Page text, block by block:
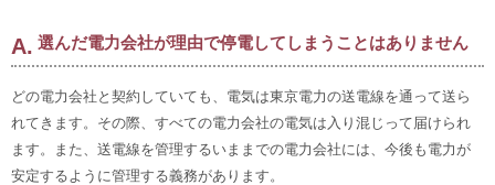
選んだ電力会社が理由で停電してしまうことはありません
どの電力会社と契約していても、電気は東京電力の送電線を通って送ら
れてきます。その際、すべての電力会社の電気は入り混じって届けられ
ます。また、送電線を管理するいままでの電力会社には、今後も電力が
安定するように管理する義務があります。